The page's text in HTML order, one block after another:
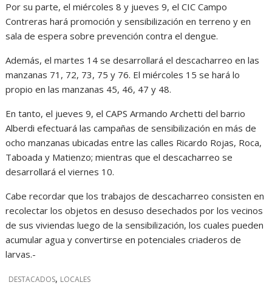
Por su parte, el miércoles 8 y jueves 9, el CIC Campo
Contreras hará promoción y sensibilización en terreno y en
sala de espera sobre prevención contra el dengue.
Además, el martes 14 se desarrollará el descacharreo en las
manzanas 71, 72, 73, 75 y 76. El miércoles 15 se hará lo
propio en las manzanas 45, 46, 47 y 48.
En tanto, el jueves 9, el CAPS Armando Archetti del barrio
Alberdi efectuará las campañas de sensibilización en más de
ocho manzanas ubicadas entre las calles Ricardo Rojas, Roca,
Taboada y Matienzo; mientras que el descacharreo se
desarrollará el viernes 10.
Cabe recordar que los trabajos de descacharreo consisten en
recolectar los objetos en desuso desechados por los vecinos
de sus viviendas luego de la sensibilización, los cuales pueden
acumular agua y convertirse en potenciales criaderos de
larvas.-
DESTACADOS, LOCALES